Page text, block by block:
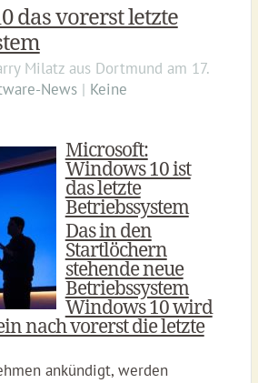
das vorerst letzte
Milatzaus Dortmund am 17.
News| Keine
Microsoft:
Windows 10 ist
das letzte
Betriebssystem
Das in den
Startlöchern
stehende neue
Betriebssystem
Windows 10 wird
nach vorerst die letzte
ankündigt, werden